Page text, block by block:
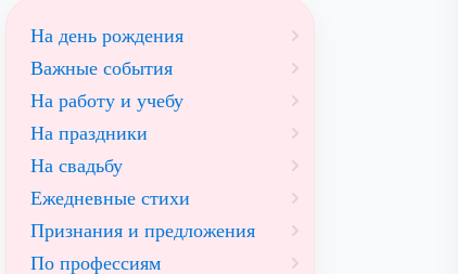
На день рождения
Важные события
На работу и учебу
На праздники
На свадьбу
Ежедневные стихи
Признания и предложения
По профессиям